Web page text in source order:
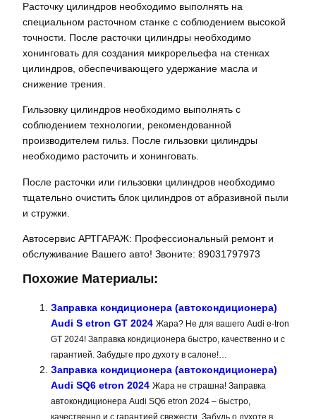
Расточку цилиндров необходимо выполнять на
специальном расточном станке с соблюдением высокой
точности. После расточки цилиндры необходимо
хонинговать для создания микрорельефа на стенках
цилиндров, обеспечивающего удержание масла и
снижение трения.
Гильзовку цилиндров необходимо выполнять с
соблюдением технологии, рекомендованной
производителем гильз. После гильзовки цилиндры
необходимо расточить и хонинговать.
После расточки или гильзовки цилиндров необходимо
тщательно очистить блок цилиндров от абразивной пыли
и стружки.
Автосервис АРТГАРАЖ: Профессиональный ремонт и
обслуживание Вашего авто! Звоните: 89031797973
Похожие Материалы:
Заправка кондиционера (автокондиционера)
Audi S etron GT 2024 Жара? Не для вашего Audi e-tron
GT 2024! Заправка кондиционера быстро, качественно и с
гарантией. Забудьте про духоту в салоне!…
Заправка кондиционера (автокондиционера)
Audi SQ6 etron 2024 Жара не страшна! Заправка
автокондиционера Audi SQ6 etron 2024 – быстро,